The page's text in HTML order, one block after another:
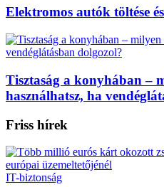
Elektromos autók töltése
Tisztaság a konyhában –
használhatsz, ha
Friss hírek
IT-biztonság